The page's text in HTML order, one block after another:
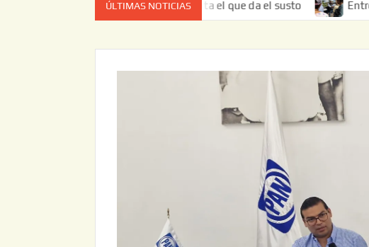
ÚLTIMAS NOTICIAS
no es el estado de cuenta el que da el susto Entrega JAPAM